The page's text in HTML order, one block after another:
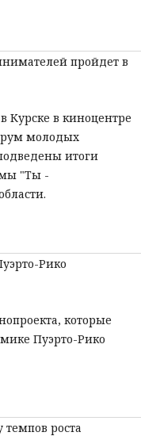
пройдет в
Курске в киноцентре
молодых
итоги
"Ты -
Рико
которые
Пуэрто-Рико
роста